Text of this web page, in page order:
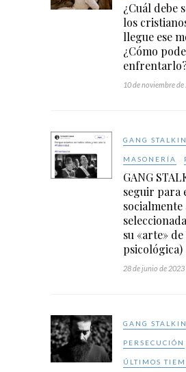
¿Cuál debe
los
llegue ese
¿Cómo
10 de noviembre
GANG
MASONERÍA
GANG
seguir para
su «arte»
psicológica)
28 de junio de 2023
GANG
PERSECUCIÓN
ÚLTIMOS